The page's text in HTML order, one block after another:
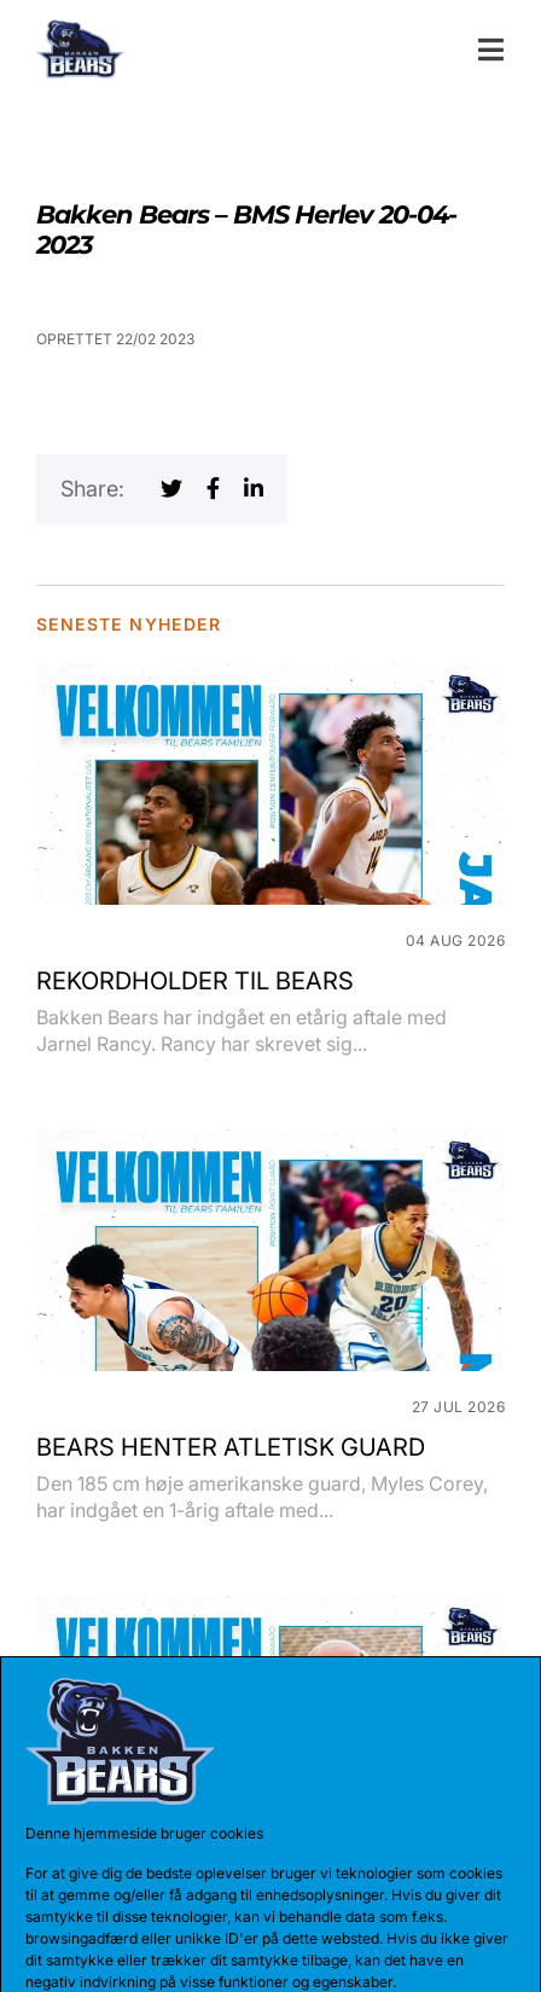
Denne hjemmeside bruger cookies
For at give dig de bedste oplevelser bruger vi teknologier som cookies
til at gemme og/eller få adgang til enhedsoplysninger. Hvis du giver dit
samtykke til disse teknologier, kan vi behandle data som f.eks.
browsingadfærd eller unikke ID'er på dette websted. Hvis du ikke giver
dit samtykke eller trækker dit samtykke tilbage, kan det have en
negativ indvirkning på visse funktioner og egenskaber.
Bakken Bears – BMS Herlev 20-04-
2023
OPRETTET 22/02 2023
Share:
SENESTE NYHEDER
04 AUG 2026
REKORDHOLDER TIL BEARS
Bakken Bears har indgået en etårig aftale med
Jarnel Rancy. Rancy har skrevet sig...
27 JUL 2026
BEARS HENTER ATLETISK GUARD
Den 185 cm høje amerikanske guard, Myles Corey,
har indgået en 1-årig aftale med...
17 JUL 2026
TALENT BLIVER FULDTIDSBJØRN
Anton Katholm har skrevet under med Bakken Bears
for endnu en sæson. Sidste sæson havde...